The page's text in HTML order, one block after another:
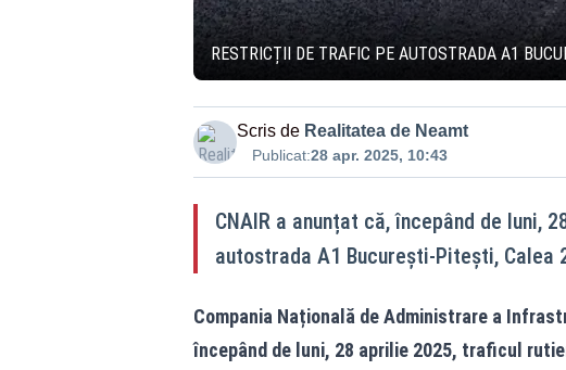
RESTRICȚII DE TRAFIC PE AUTOSTRADA A1
Scris de Realitatea de Neamt
Publicat:28 apr. 2025, 10:43
CNAIR a anunțat că, începând de luni,
autostrada A1 București-Pitești, Calea
Compania Națională de Administrare a
începând de luni, 28 aprilie 2025, traficul